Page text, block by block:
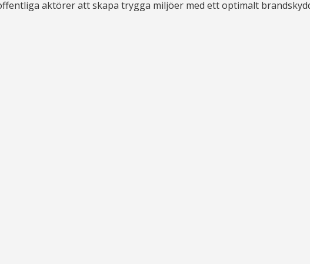
aktörer att skapa trygga miljöer med ett optimalt